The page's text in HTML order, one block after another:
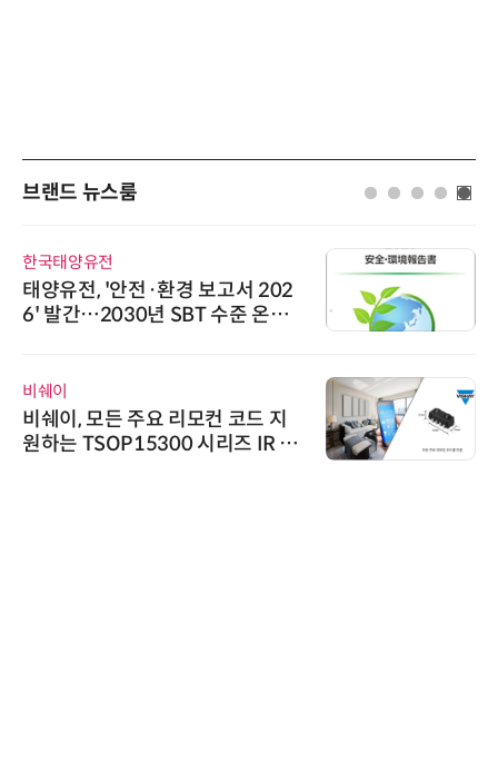
브랜드 뉴스룸
한국태양유전
태양유전, '안전·환경 보고서 202
6' 발간…2030년 SBT 수준 온실
비쉐이
비쉐이, 모든 주요 리모컨 코드 지
원하는 TSOP15300 시리즈 IR 수